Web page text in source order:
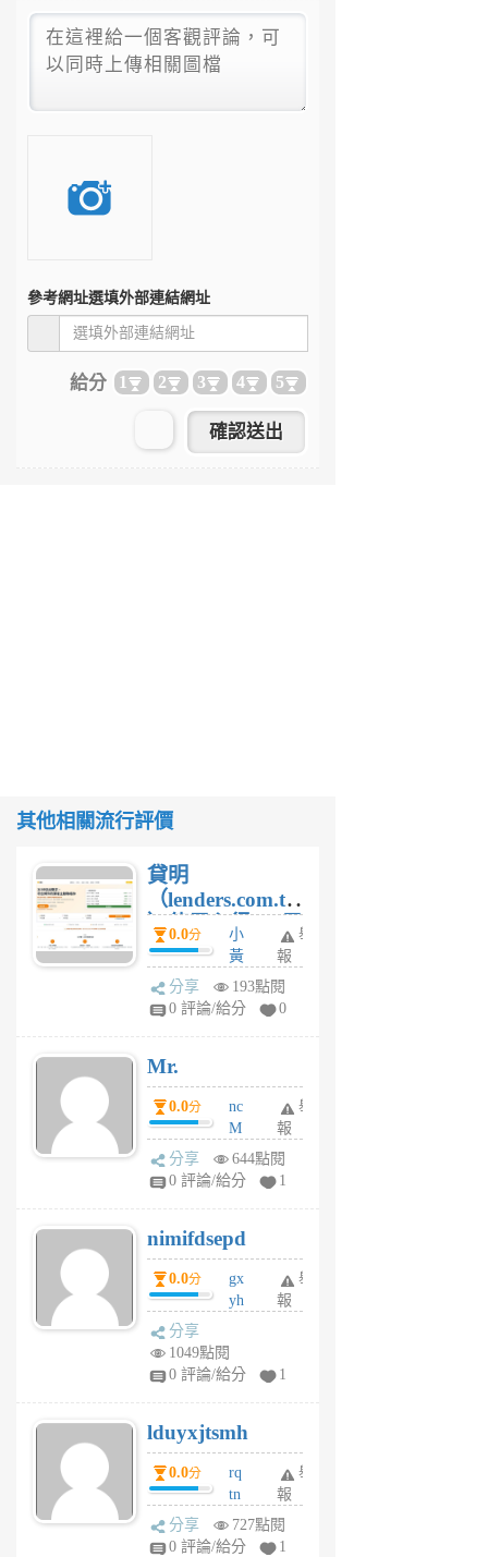
參考網址選填外部連結網址
給分 1 2 3 4 5
其他相關流行評價
貸明
（lenders.com.tw
）使用心得 — 民
間貸款比較平台
體驗
0.0分
小
黃
蜂
1
舉
報
分享
193點閱
0 評論/給分
0
Mr.
0.0分
nc
M
U
F
U
5
個
月
舉
報
分享
644點閱
0 評論/給分
1
nimifdsepd
0.0分
gx
yh
jl
月
前
舉
報
分享
1049點閱
0 評論/給分
1
lduyxjtsmh
0.0分
rq
tn
jt
gl
舉
報
分享
727點閱
0 評論/給分
1